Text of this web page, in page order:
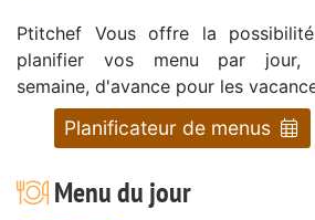
Ptitchef Vous offre la
planifier vos menu par jour,
semaine, d'avance pour les
Planificateur de menus
Menu du jour